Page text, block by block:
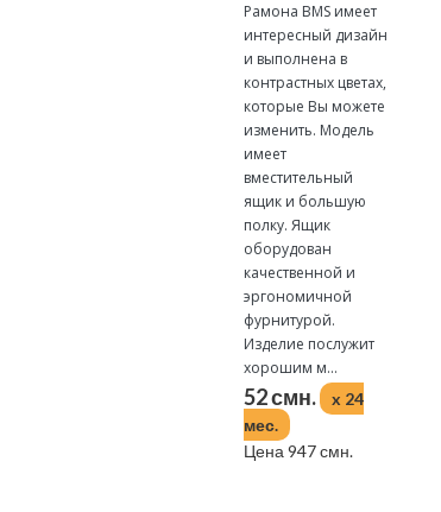
Рамона BMS имеет
интересный дизайн
и выполнена в
контрастных цветах,
которые Вы можете
изменить. Модель
имеет
вместительный
ящик и большую
полку. Ящик
оборудован
качественной и
эргономичной
фурнитурой.
Изделие послужит
хорошим м...
52 смн.
x 24
мес.
Цена 947 смн.